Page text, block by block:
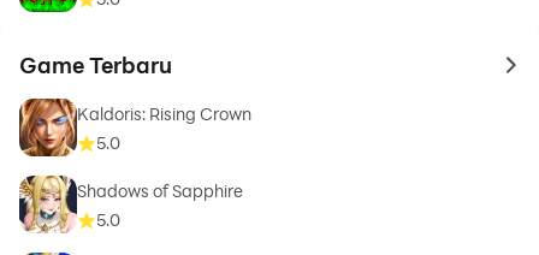
Game Terbaru to
Kaldoris: Rising Crown
5.0
Shadows of Sapphire
5.0